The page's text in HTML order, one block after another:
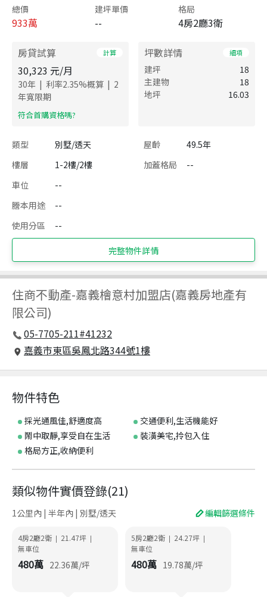
總價
933萬
建坪單價
--
格局
4房2廳3衛
房貸試算 計算
30,323 元/月
30年 | 利率2.35%概算 | 2
年寬限期
​符合首購資格嗎?
坪數詳情 細項
建坪
18
主建物
18
地坪
16.03
類型 別墅/透天 屋齡
49.5年
樓層
1-2樓/2樓 加蓋格局
--
車位
--
謄本用途
--
使用分區
--
完整物件詳情
住商不動產-嘉義檜意村加盟店(嘉義房地產有
限公司)
05-7705-211#41232
嘉義市東區吳鳳北路344號1樓
物件特色
採光通風佳,舒適度高
交通便利,生活機能好
鬧中取靜,享受自在生活
裝潢美宅,拎包入住
格局方正,收納便利
類似物件實價登錄(21)
1公里內 | 半年內 | 別墅/透天 編輯篩選條件
4房2廳2衛 | 21.47坪 |
無車位
480萬 22.36萬/坪
5房2廳2衛 | 24.27坪 |
無車位
480萬 19.78萬/坪